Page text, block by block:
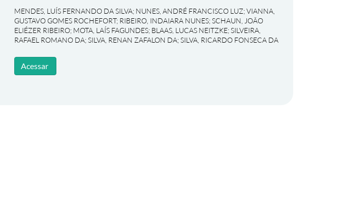
MENDES, LUÍS FERNANDO DA SILVA; NUNES, ANDRÉ FRANCISCO LUZ;VIANNA,
GUSTAVO GOMES ROCHEFORT; RIBEIRO, INDAIARA NUNES;SCHAUN, JOÃO
ELIÉZER RIBEIRO; MOTA, LAÍS FAGUNDES; BLAAS, LUCAS NEITZKE;SILVEIRA,
RAFAEL ROMANO DA;SILVA, RENAN ZAFALON DA;SILVA, RICARDO FONSECA DA
Acessar